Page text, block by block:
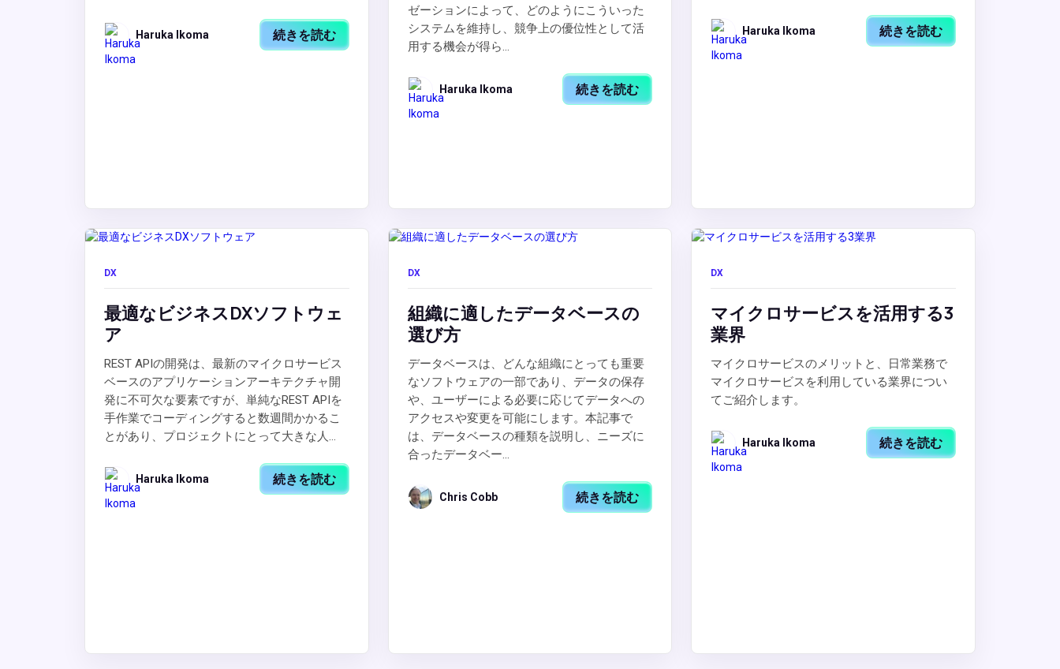
Haruka Ikoma 続きを読む
ゼーションによって、どのようにこういった
システムを維持し、競争上の優位性として活
用する機会が得ら...
Haruka Ikoma 続きを読む
Haruka Ikoma 続きを読む
DX
最適なビジネスDXソフトウェ
ア
REST APIの開発は、最新のマイクロサービス
ベースのアプリケーションアーキテクチャ開
発に不可欠な要素ですが、単純なREST APIを
手作業でコーディングすると数週間かかるこ
とがあり、プロジェクトにとって大きな人...
Haruka Ikoma 続きを読む
DX
組織に適したデータベースの
選び方
データベースは、どんな組織にとっても重要
なソフトウェアの一部であり、データの保存
や、ユーザーによる必要に応じてデータへの
アクセスや変更を可能にします。本記事で
は、データベースの種類を説明し、ニーズに
合ったデータベー...
Chris Cobb 続きを読む
DX
マイクロサービスを活用する3
業界
マイクロサービスのメリットと、日常業務で
マイクロサービスを利用している業界につい
てご紹介します。
Haruka Ikoma 続きを読む